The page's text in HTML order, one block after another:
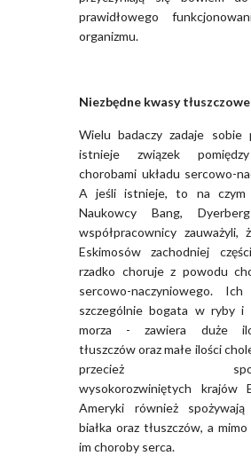
prawidłowego
organizmu.
Niezbędne kwasy tłuszczowe
Wielu badaczy zadaje sobie
istnieje związek
chorobami układu sercowo-
A jeśli istnieje, to na czym
Naukowcy Bang,
współpracownicy zauważyli,
Eskimosów zachodniej
rzadko choruje z powodu
sercowo-naczyniowego.
szczególnie bogata w ryby i
morza - zawiera duże
tłuszczów oraz małe ilości
przecież
wysokorozwiniętych krajów
Ameryki również
białka oraz tłuszczów, a
im choroby serca.